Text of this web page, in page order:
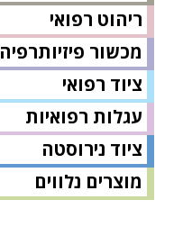
ריהוט רפואי
מכשור פיזיותרפיה
ציוד רפואי
עגלות רפואיות
ציוד נירוסטה
מוצרים נלווים